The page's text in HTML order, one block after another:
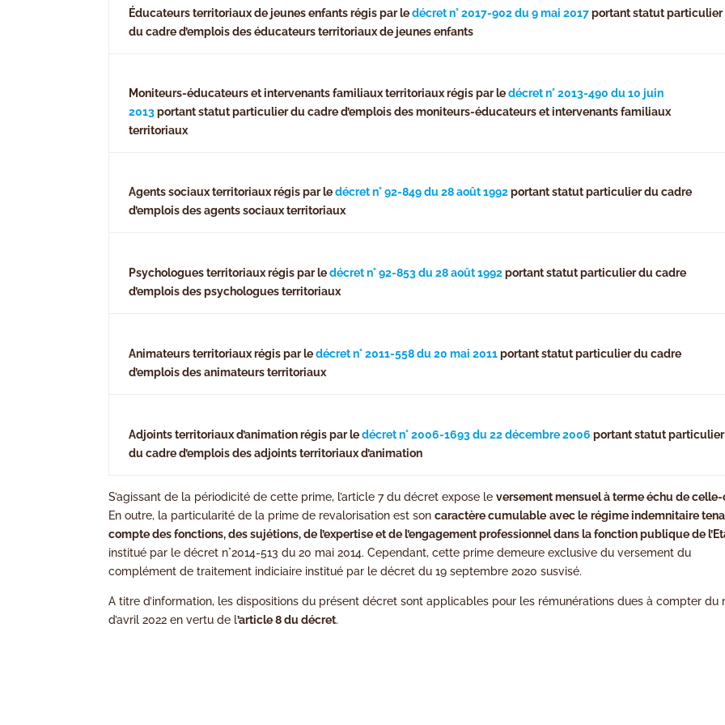
Éducateurs territoriaux de jeunes enfants régis par ledécret n° 2017-902 du 9 mai 2017portant statut particulier
du cadre d’emplois des éducateurs territoriaux de jeunes enfants
Moniteurs-éducateurs et intervenants familiaux territoriaux régis par ledécret n° 2013-490 du 10 juin
2013portant statut particulier du cadre d’emplois des moniteurs-éducateurs et intervenants familiaux
territoriaux
Agents sociaux territoriaux régis par ledécret n° 92-849 du 28 août 1992portant statut particulier du cadre
d’emplois des agents sociaux territoriaux
Psychologues territoriaux régis par ledécret n° 92-853 du 28 août 1992portant statut particulier du cadre
d’emplois des psychologues territoriaux
Animateurs territoriaux régis par ledécret n° 2011-558 du 20 mai 2011portant statut particulier du cadre
d’emplois des animateurs territoriaux
Adjoints territoriaux d’animation régis par ledécret n° 2006-1693 du 22 décembre 2006 portant statut particulier
du cadre d’emplois des adjoints territoriaux d’animation
S’agissant de la périodicité de cette prime, l’article 7 du décret expose leversement mensuel à terme échu de celle-
En outre, la particularité de la prime de revalorisation est soncaractère cumulable avec le régime indemnitaire
compte des fonctions, des sujétions, de l’expertise et de l’engagement professionnel dans la fonction publique de
institué par le décret n°2014-513 du 20 mai 2014. Cependant, cette prime demeure exclusive du versement du
complément de traitement indiciaire institué par le décret du 19 septembre 2020 susvisé.
A titre d’information, les dispositions du présent décret sont applicables pour les rémunérations dues à compter du
d’avril 2022 en vertu de l’article 8 du décret.